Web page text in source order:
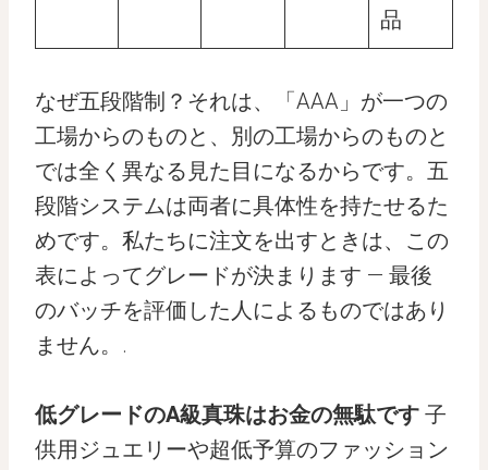
品
なぜ五段階制？それは、「AAA」が一つの
工場からのものと、別の工場からのものと
では全く異なる見た目になるからです。五
段階システムは両者に具体性を持たせるた
めです。私たちに注文を出すときは、この
表によってグレードが決まります — 最後
のバッチを評価した人によるものではあり
ません。.
低グレードのA級真珠はお金の無駄です 子
供用ジュエリーや超低予算のファッション